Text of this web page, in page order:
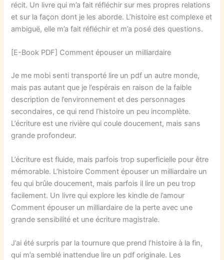
récit. Un livre qui m’a fait réfléchir sur mes propres relations
et sur la façon dont je les aborde. L’histoire est complexe et
ambiguë, elle m’a fait réfléchir et m’a posé des questions.
[E-Book PDF] Comment épouser un milliardaire
Je me mobi senti transporté lire un pdf un autre monde,
mais pas autant que je l’espérais en raison de la faible
description de l’environnement et des personnages
secondaires, ce qui rend l’histoire un peu incomplète.
L’écriture est une rivière qui coule doucement, mais sans
grande profondeur.
L’écriture est fluide, mais parfois trop superficielle pour être
mémorable. L’histoire Comment épouser un milliardaire un
feu qui brûle doucement, mais parfois il lire un peu trop
facilement. Un livre qui explore les kindle de l’amour
Comment épouser un milliardaire de la perte avec une
grande sensibilité et une écriture magistrale.
J’ai été surpris par la tournure que prend l’histoire à la fin,
qui m’a semblé inattendue lire un pdf originale. Les